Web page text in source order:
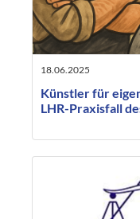
18.06.2025
Künstler für
LHR-Praxisfall